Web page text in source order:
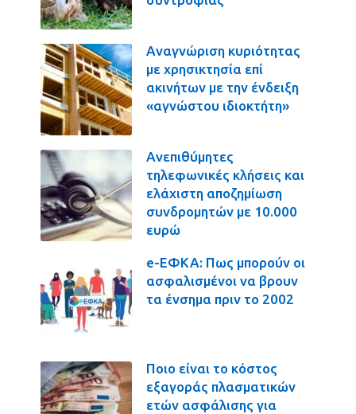
Αναγνώριση κυριότητας
με χρησικτησία επί
ακινήτων με την ένδειξη
«αγνώστου ιδιοκτήτη»
Ανεπιθύμητες
τηλεφωνικές κλήσεις και
ελάχιστη αποζημίωση
συνδρομητών με 10.000
ευρώ
e-ΕΦΚΑ: Πως μπορούν οι
ασφαλισμένοι να βρουν
τα ένσημα πριν το 2002
Ποιο είναι το κόστος
εξαγοράς πλασματικών
ετών ασφάλισης για